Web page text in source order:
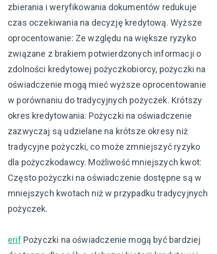
zbierania i weryfikowania dokumentów redukuje
czas oczekiwania na decyzję kredytową. Wyższe
oprocentowanie: Ze względu na większe ryzyko
związane z brakiem potwierdzonych informacji o
zdolności kredytowej pożyczkobiorcy, pożyczki na
oświadczenie mogą mieć wyższe oprocentowanie
w porównaniu do tradycyjnych pożyczek. Krótszy
okres kredytowania: Pożyczki na oświadczenie
zazwyczaj są udzielane na krótsze okresy niż
tradycyjne pożyczki, co może zmniejszyć ryzyko
dla pożyczkodawcy. Możliwość mniejszych kwot:
Często pożyczki na oświadczenie dostępne są w
mniejszych kwotach niż w przypadku tradycyjnych
pożyczek.
erif Pożyczki na oświadczenie mogą być bardziej